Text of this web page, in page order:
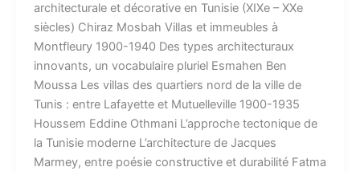
architecturale et décorative en Tunisie (XIXe – XXe
siècles) Chiraz Mosbah Villas et immeubles à
Montfleury 1900-1940 Des types architecturaux
innovants, un vocabulaire pluriel Esmahen Ben
Moussa Les villas des quartiers nord de la ville de
Tunis : entre Lafayette et Mutuelleville 1900-1935
Houssem Eddine Othmani L’approche tectonique de
la Tunisie moderne L’architecture de Jacques
Marmey, entre poésie constructive et durabilité Fatma